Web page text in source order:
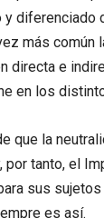
y diferenciado
más común
directa e
en los
que la
por tanto, el
sus
es así.